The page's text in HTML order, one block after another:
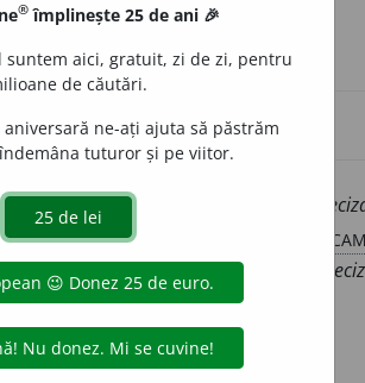
a arăta (ceva) în mod precis. A
să se precizeze în ce împrejurări.
Acolo, unde izbește puhoiul apelor și
O. I170.
® împlinește 25 de ani 🎉
suntem aici, gratuit, zi de zi, pentru
de căutări.
ne-ați ajuta să păstrăm
tuturor și pe viitor.